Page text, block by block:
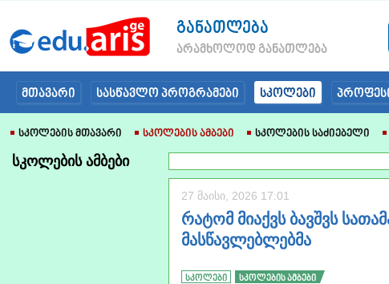
განათლება
არამხოლოდ განათლება
მთავარი სასწავლო პროგრამები სკოლები
Სკოლების Მთავარი Სკოლების Ამბები Სკოლების Საძიებელი
სკოლების ამბები
27 მაისი, 2026 17:01
რატომ მიაქვს ბავშვს
მასწავლებლებმა
სკოლები სკოლების ამბები